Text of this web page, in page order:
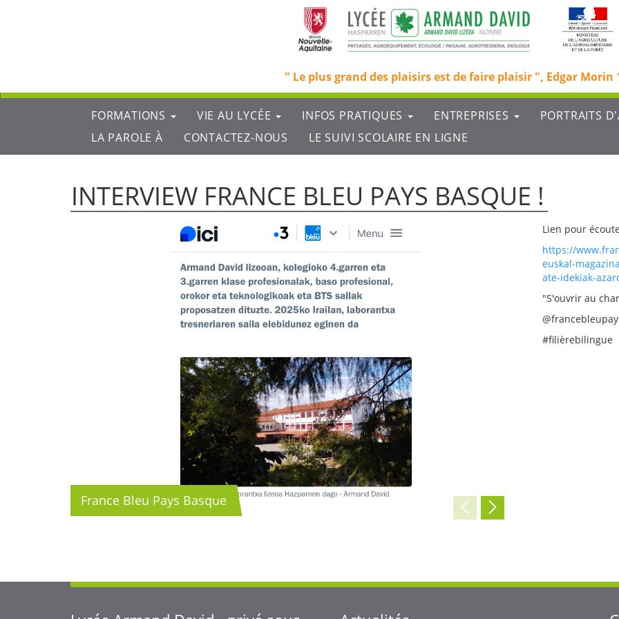
Le plus grand des plaisirs est de faire plaisir Edgar Morin
Menu
principal
FORMATIONS VIE AU LYCÉE INFOS PRATIQUES ENTREPRISES PORTRAITS
LA PAROLE À
CONTACTEZ-NOUS LE SUIVI SCOLAIRE EN LIGNE
INTERVIEW FRANCE BLEU PAYS BASQUE !
France Bleu Pays Basque
Lien pour
https://
euskal-
ate-idekiak-
"S'ouvrir au
#filièrebilingue